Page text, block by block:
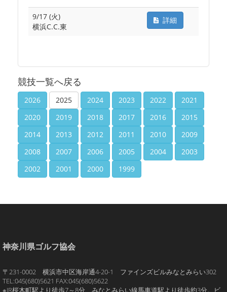
9/17 (火)
横浜C.C.東
詳細
競技一覧へ戻る
2026 2025 2024 2023 2022
2021
2020
2019 2018 2017 2016
2015
2014
2013 2012 2011 2010
2009
2008
2007 2006 2005 2004
2003
2002
2001 2000 1999
神奈川県ゴルフ協会
〒231-0002 横浜市中区海岸通4-20-1 ファインズビルみなとみらい302
TEL:045(680)5621 FAX:045(680)5622
※JR桜木町駅より徒歩7～8分、みなとみらい線馬車道駅より徒歩約3分。ビ